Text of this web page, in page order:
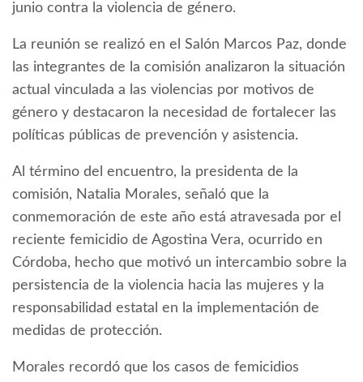
junio contra la violencia de género.
La reunión se realizó en el Salón Marcos Paz, donde
las integrantes de la comisión analizaron la situación
actual vinculada a las violencias por motivos de
género y destacaron la necesidad de fortalecer las
políticas públicas de prevención y asistencia.
Al término del encuentro, la presidenta de la
comisión, Natalia Morales, señaló que la
conmemoración de este año está atravesada por el
reciente femicidio de Agostina Vera, ocurrido en
Córdoba, hecho que motivó un intercambio sobre la
persistencia de la violencia hacia las mujeres y la
responsabilidad estatal en la implementación de
medidas de protección.
Morales recordó que los casos de femicidios